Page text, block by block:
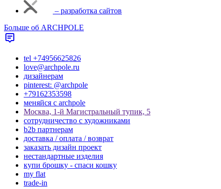
– разработка сайтов
Больше об ARCHPOLE
tel +74956625826
love@archpole.ru
дизайнерам
pinterest: @archpole
+79162353598
меняйся с аrchpole
Москва, 1-й Магистральный тупик, 5
cотрудничество с художниками
b2b партнерам
доставка / оплата / возврат
заказать дизайн проект
нестандартные изделия
купи брошку - спаси кошку
my flat
trade-in